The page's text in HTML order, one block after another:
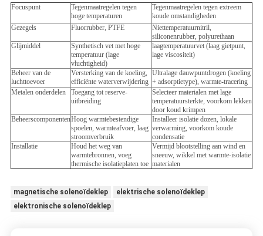
Focuspunt
Tegenmaatregelen tegen
hoge temperaturen
Tegenmaatregelen tegen extreem
koude omstandigheden
Gezegels
Fluorrubber, PTFE
Niettemperatuurnitril,
siliconenrubber, polyurethaan
Glijmiddel
Synthetisch vet met hoge
temperatuur (lage
vluchtigheid)
laagtemperatuurvet (laag gietpunt,
lage viscositeit)
Beheer van de
luchttoevoer
Versterking van de koeling,
efficiënte waterverwijdering
Ultralage dauwpuntdrogen (koeling
+ adsorptietype), warmte-tracering
Metalen onderdelen
Toegang tot reserve-
uitbreiding
Selecteer materialen met lage
temperatuursterkte, voorkom lekken
door koud krimpen
BeheerscomponentenHoog warmtebestendige
spoelen, warmteafvoer, laag
stroomverbruik
Installeer isolatie dozen, lokale
verwarming, voorkom koude
condensatie
Installatie
Houd het weg van
warmtebronnen, voeg
thermische isolatieplaten toe
Vermijd blootstelling aan wind en
sneeuw, wikkel met warmte-isolatie
materialen
magnetische solenoïdeklep
elektrische solenoïdeklep
elektronische solenoïdeklep